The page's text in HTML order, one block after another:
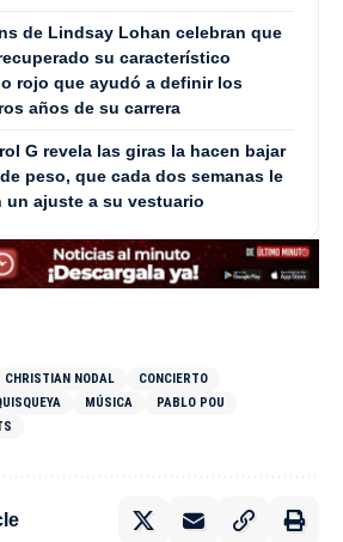
de Lindsay Lohan celebran que
su característico
rojo que ayudó a definir los
años de su carrera
G revela las giras la hacen bajar
peso, que cada dos semanas le
un ajuste a su vestuario
CHRISTIAN NODAL
CONCIERTO
MÚSICA
PABLO POU